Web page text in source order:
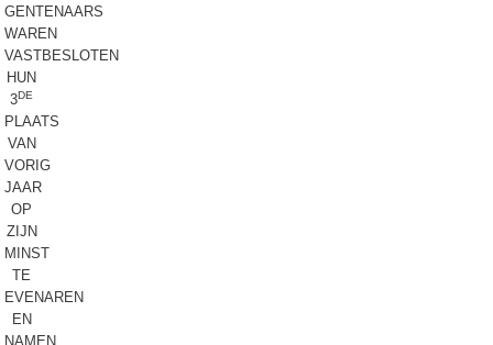
GENTENAARS
WAREN
VASTBESLOTEN
HUN
3DE
PLAATS
VAN
VORIG
JAAR
OP
ZIJN
MINST
TE
EVENAREN
EN
NAMEN